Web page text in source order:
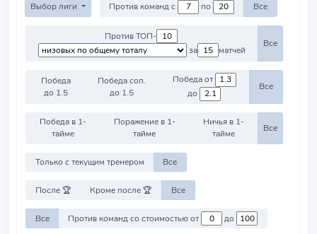
Выбор лиги Против команд с по Все
Против ТОП-
за
матчей
Все
Победа
до 1.5
Победа соп.
до 1.5
Победа от
до
Все
Победа в 1-
тайме
Поражение в 1-
тайме
Ничья в 1-
тайме
Все
Только с текущим тренером Все
После 🏆 Кроме после 🏆 Все
Все Против команд со стоимостью от до